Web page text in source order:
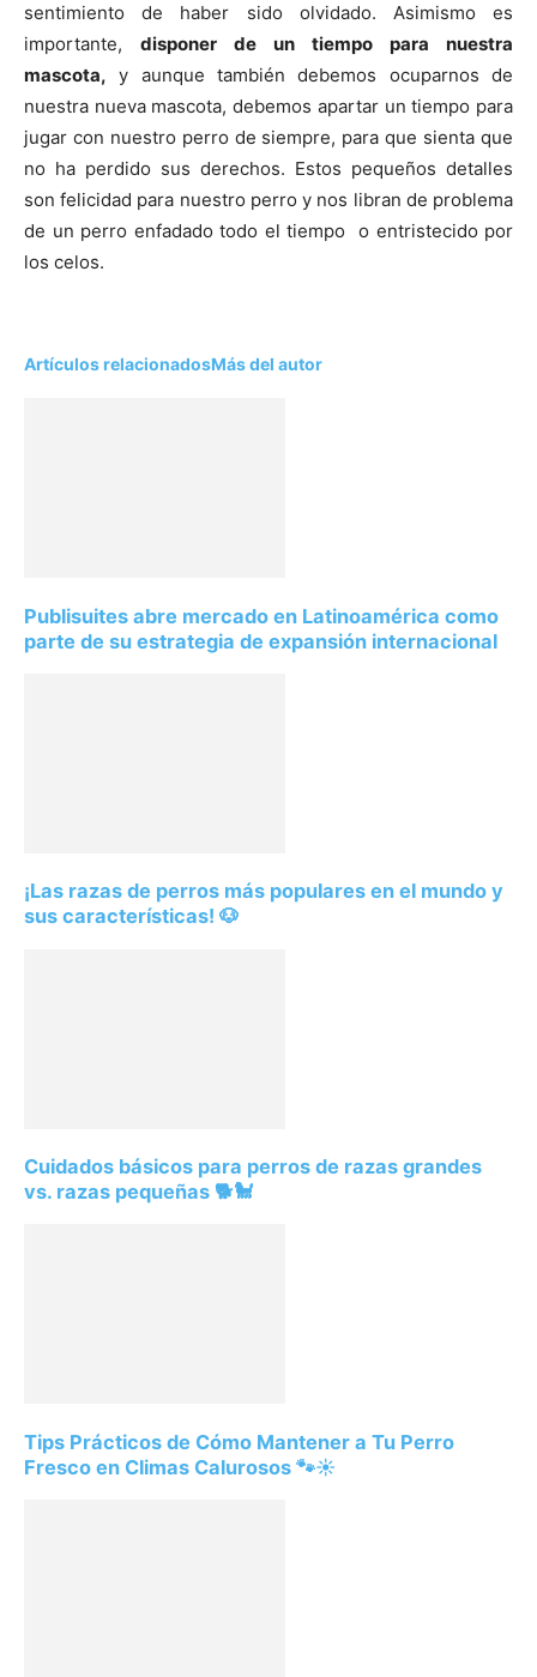
sentimiento de haber sido olvidado. Asimismo es
importante, disponer de un tiempo para nuestra
mascota, y aunque también debemos ocuparnos de
nuestra nueva mascota, debemos apartar un tiempo para
jugar con nuestro perro de siempre, para que sienta que
no ha perdido sus derechos. Estos pequeños detalles
son felicidad para nuestro perro y nos libran de problema
de un perro enfadado todo el tiempo o entristecido por
los celos.
Artículos relacionadosMás del autor
Publisuites abre mercado en Latinoamérica como
parte de su estrategia de expansión internacional
¡Las razas de perros más populares en el mundo y
sus características! 🐶
Cuidados básicos para perros de razas grandes
vs. razas pequeñas 🐕🐩
Tips Prácticos de Cómo Mantener a Tu Perro
Fresco en Climas Calurosos 🐾☀️